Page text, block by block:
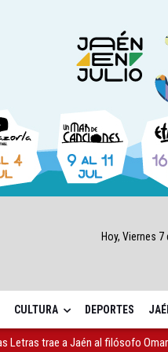
Hoy, Viernes
CULTURA DEPORTES
Letras trae a Jaén al filósofo